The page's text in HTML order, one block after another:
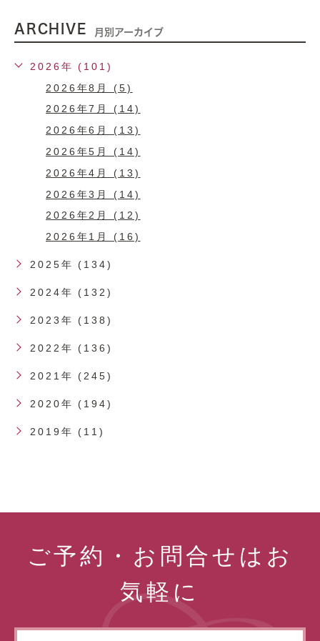
ARCHIVE 月別アーカイブ
2026年 (101)
2026年8月 (5)
2026年7月 (14)
2026年6月 (13)
2026年5月 (14)
2026年4月 (13)
2026年3月 (14)
2026年2月 (12)
2026年1月 (16)
2025年 (134)
2024年 (132)
2023年 (138)
2022年 (136)
2021年 (245)
2020年 (194)
2019年 (11)
ご予約・お問合せはお
気軽に